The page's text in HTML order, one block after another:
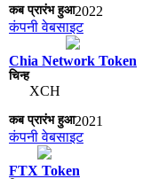
2022
कंपनी वेबसाइट
Chia Network Token
XCH
2021
कंपनी वेबसाइट
FTX Token